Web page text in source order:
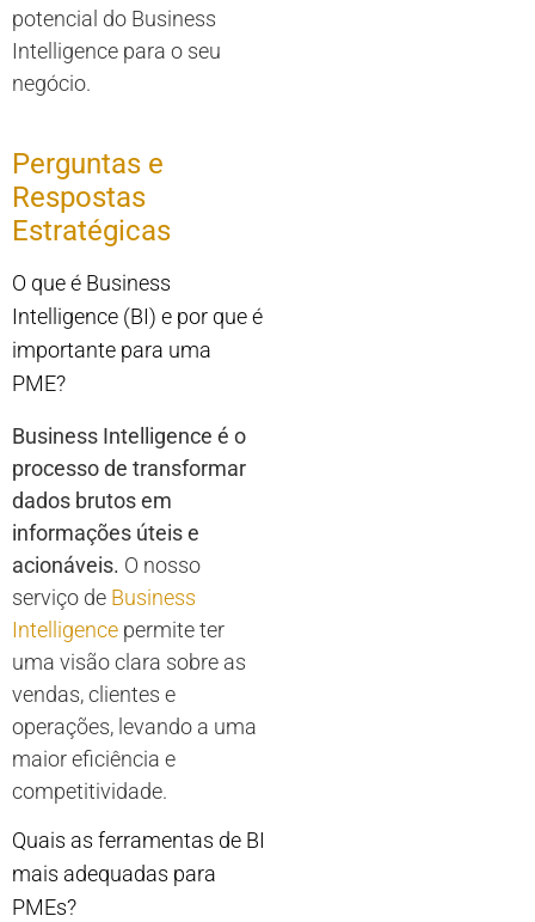
potencial do Business
Intelligence para o seu
negócio.
Perguntas e
Respostas
Estratégicas
O que é Business
Intelligence (BI) e por que é
importante para uma
PME?
Business Intelligence é o
processo de transformar
dados brutos em
informações úteis e
acionáveis. O nosso
serviço de Business
Intelligence permite ter
uma visão clara sobre as
vendas, clientes e
operações, levando a uma
maior eficiência e
competitividade.
Quais as ferramentas de BI
mais adequadas para
PMEs?